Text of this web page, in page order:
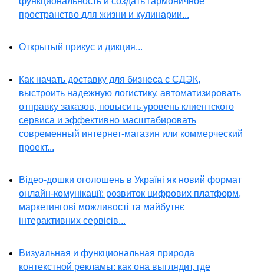
пространство для жизни и кулинарии...
Открытый прикус и дикция...
Как начать доставку для бизнеса с СДЭК,
выстроить надежную логистику, автоматизировать
отправку заказов, повысить уровень клиентского
сервиса и эффективно масштабировать
современный интернет-магазин или коммерческий
проект...
Відео-дошки оголошень в Україні як новий формат
онлайн-комунікації: розвиток цифрових платформ,
маркетингові можливості та майбутнє
інтерактивних сервісів...
Визуальная и функциональная природа
контекстной рекламы: как она выглядит, где